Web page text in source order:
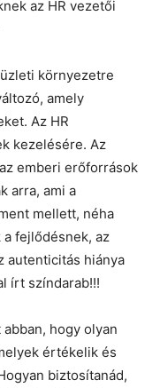
az HR vezetői
környezetre
amely
Az HR
kezelésére. Az
emberi erőforrások
arra, ami a
mellett, néha
fejlődésnek, az
autenticitás hiánya
írt színdarab!!!
hogy olyan
értékelik és
biztosítanád,